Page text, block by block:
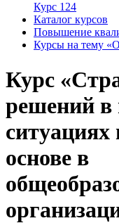
Курс 124
Каталог курсов
Повышение
Курсы на тему
Курс
решений
ситуациях
основе в